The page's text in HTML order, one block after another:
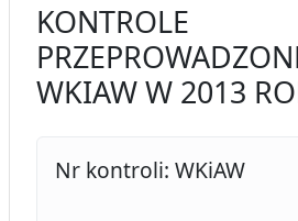
KONTROLE
WKIAW W 2013
Nr kontroli: WKiAW